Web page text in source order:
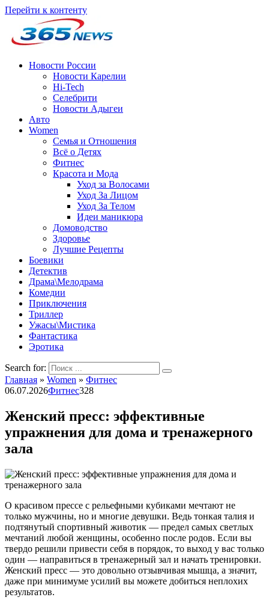
Перейти к контенту
Новости России
Новости Карелии
Hi-Tech
Селебрити
Новости Адыгеи
Авто
Women
Семья и Отношения
Всё о Детях
Фитнес
Красота и Мода
Уход за Волосами
Уход За Лицом
Уход За Телом
Идеи маникюра
Домоводство
Здоровье
Лучшие Рецепты
Боевики
Детектив
Драма\Мелодрама
Комедии
Приключения
Триллер
Ужасы\Мистика
Фантастика
Эротика
Search for:
Главная » Women » Фитнес
06.07.2026Фитнес328
Женский пресс: эффективные
упражнения для дома и тренажерного
зала
О красивом прессе с рельефными кубиками мечтают не
только мужчины, но и многие девушки. Ведь тонкая талия и
подтянутый спортивный животик — предел самых светлых
мечтаний любой женщины, особенно после родов. Если вы
твердо решили привести себя в порядок, то выход у вас только
один — направиться в тренажерный зал и начать тренировки.
Женский пресс — это довольно отзывчивая мышца, а значит,
даже при минимуме усилий вы можете добиться неплохих
результатов.